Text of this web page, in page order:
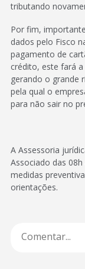
tributando
Por fim,
dados pelo Fisco
pagamento de
crédito, este fará
gerando o grande
pela qual o
para não sair no
A Assessoria
Associado das
medidas
orientações.